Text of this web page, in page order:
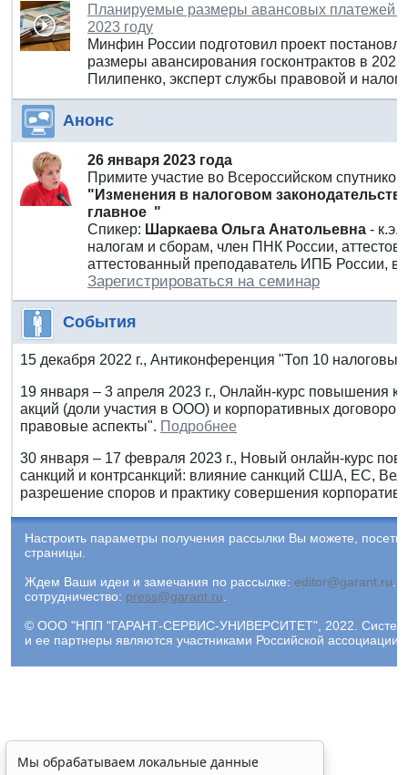
Планируемые размеры авансовых платежей
2023 году
Минфин России подготовил проект
размеры авансирования госконтрактов в
Пилипенко, эксперт службы правовой и
Анонс
26 января 2023 года
Примите участие во Всероссийском
"Изменения в налоговом
главное "
Спикер: Шаркаева Ольга Анатольевна -
налогам и сборам, член ПНК России,
аттестованный преподаватель ИПБ России,
Зарегистрироваться на семинар
События
15 декабря 2022 г., Антиконференция "Топ 10
19 января – 3 апреля 2023 г., Онлайн-курс повышения
акций (доли участия в ООО) и корпоративных договоров
правовые аспекты". Подробнее
30 января – 17 февраля 2023 г., Новый онлайн-курс
санкций и контрсанкций: влияние санкций США, ЕС,
разрешение споров и практику совершения
Настроить параметры получения рассылки Вы можете,
страницы.
Ждем Ваши идеи и замечания по рассылке: editor@garant.ru
сотрудничество: press@garant.ru
© ООО "НПП "ГАРАНТ-СЕРВИС-УНИВЕРСИТЕТ", 2022. Система
и ее партнеры являются участниками Российской
Мы обрабатываем локальные данные